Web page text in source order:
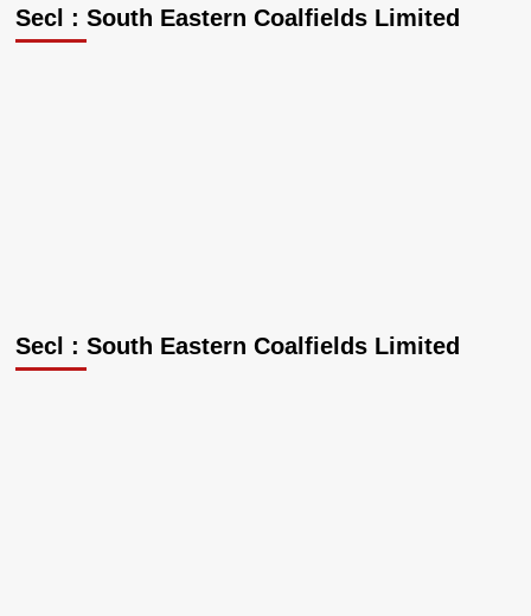
Secl : South Eastern Coalfields Limited
Secl : South Eastern Coalfields Limited